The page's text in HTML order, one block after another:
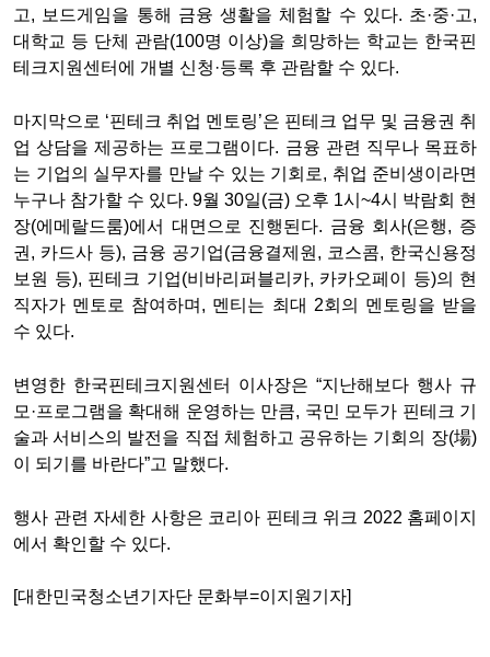
고, 보드게임을 통해 금융 생활을 체험할 수 있다. 초·중·고,
대학교 등 단체 관람(100명 이상)을 희망하는 학교는 한국핀
테크지원센터에 개별 신청·등록 후 관람할 수 있다.
마지막으로 ‘핀테크 취업 멘토링’은 핀테크 업무 및 금융권 취
업 상담을 제공하는 프로그램이다. 금융 관련 직무나 목표하
는 기업의 실무자를 만날 수 있는 기회로, 취업 준비생이라면
누구나 참가할 수 있다. 9월 30일(금) 오후 1시~4시 박람회 현
장(에메랄드룸)에서 대면으로 진행된다. 금융 회사(은행, 증
권, 카드사 등), 금융 공기업(금융결제원, 코스콤, 한국신용정
보원 등), 핀테크 기업(비바리퍼블리카, 카카오페이 등)의 현
직자가 멘토로 참여하며, 멘티는 최대 2회의 멘토링을 받을
수 있다.
변영한 한국핀테크지원센터 이사장은 “지난해보다 행사 규
모·프로그램을 확대해 운영하는 만큼, 국민 모두가 핀테크 기
술과 서비스의 발전을 직접 체험하고 공유하는 기회의 장(場)
이 되기를 바란다”고 말했다.
행사 관련 자세한 사항은 코리아 핀테크 위크 2022 홈페이지
에서 확인할 수 있다.
[대한민국청소년기자단 문화부=이지원기자]